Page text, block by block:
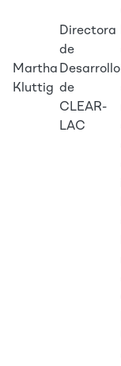
Martha
Kluttig
Directora
de
Desarrollo
de
CLEAR-
LAC